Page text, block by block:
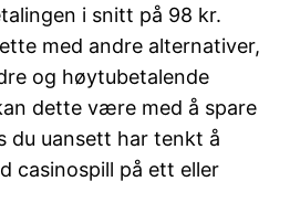
i snitt på 98 kr.
med andre alternativer,
og høytubetalende
dette være med å spare
du uansett har tenkt å
casinospill på ett eller